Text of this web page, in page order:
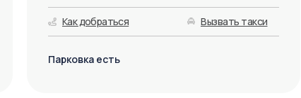
Как добраться Вызвать такси
Парковка есть